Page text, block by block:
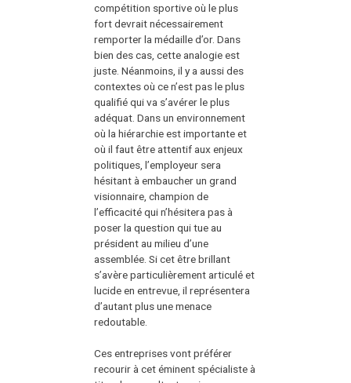
compétition sportive où le plus
fort devrait nécessairement
remporter la médaille d’or. Dans
bien des cas, cette analogie est
juste. Néanmoins, il y a aussi des
contextes où ce n’est pas le plus
qualifié qui va s’avérer le plus
adéquat. Dans un environnement
où la hiérarchie est importante et
où il faut être attentif aux enjeux
politiques, l’employeur sera
hésitant à embaucher un grand
visionnaire, champion de
l’efficacité qui n’hésitera pas à
poser la question qui tue au
président au milieu d’une
assemblée. Si cet être brillant
s’avère particulièrement articulé et
lucide en entrevue, il représentera
d’autant plus une menace
redoutable.
Ces entreprises vont préférer
recourir à cet éminent spécialiste à